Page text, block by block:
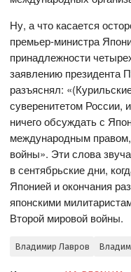
Ну, а что касается
премьер-министра
принадлежности
заявлению президента
разъяснял:
суверенитетом России,
ничего обсуждать с
международным правом,
войны». Эти слова
в сентябрьские дни,
Японией и окончания
японскими
Второй мировой войны.
Владимир Лавров